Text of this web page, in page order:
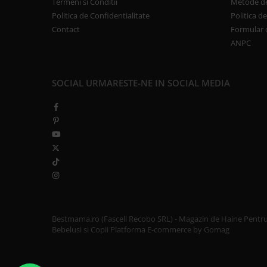
Politica de Confidentialitate
Contact
Politica
Formular
ANPC
SOCIAL URMARESTE-NE IN SOCIAL MEDIA
Bestmama.ro (Fascell Recobo SRL) - Magazin de Haine Pentru
Bebelusi si Copii Platforma E-commerce by Gomag